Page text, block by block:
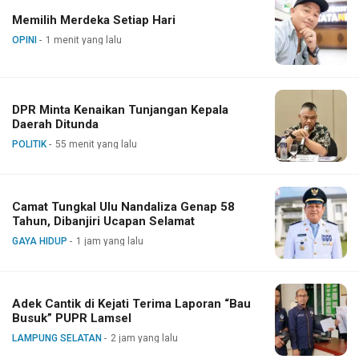
Memilih Merdeka Setiap Hari
OPINI 1 menit yang lalu
DPR Minta Kenaikan Tunjangan Kepala
Daerah Ditunda
POLITIK 55 menit yang lalu
Camat Tungkal Ulu Nandaliza Genap 58
Tahun, Dibanjiri Ucapan Selamat
GAYA HIDUP 1 jam yang lalu
Adek Cantik di Kejati Terima Laporan “Bau
Busuk” PUPR Lamsel
LAMPUNG SELATAN 2 jam yang lalu